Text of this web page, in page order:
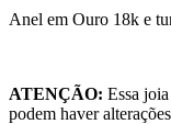
Anel em Ouro 18k e
ATENÇÃO: Essa
podem haver